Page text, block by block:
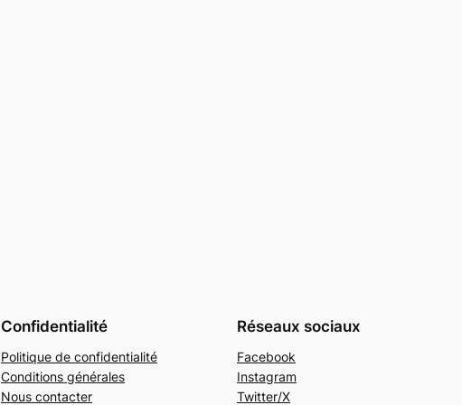
Confidentialité
Politique de confidentialité
Conditions générales
Nous contacter
Réseaux sociaux
Facebook
Instagram
Twitter/X